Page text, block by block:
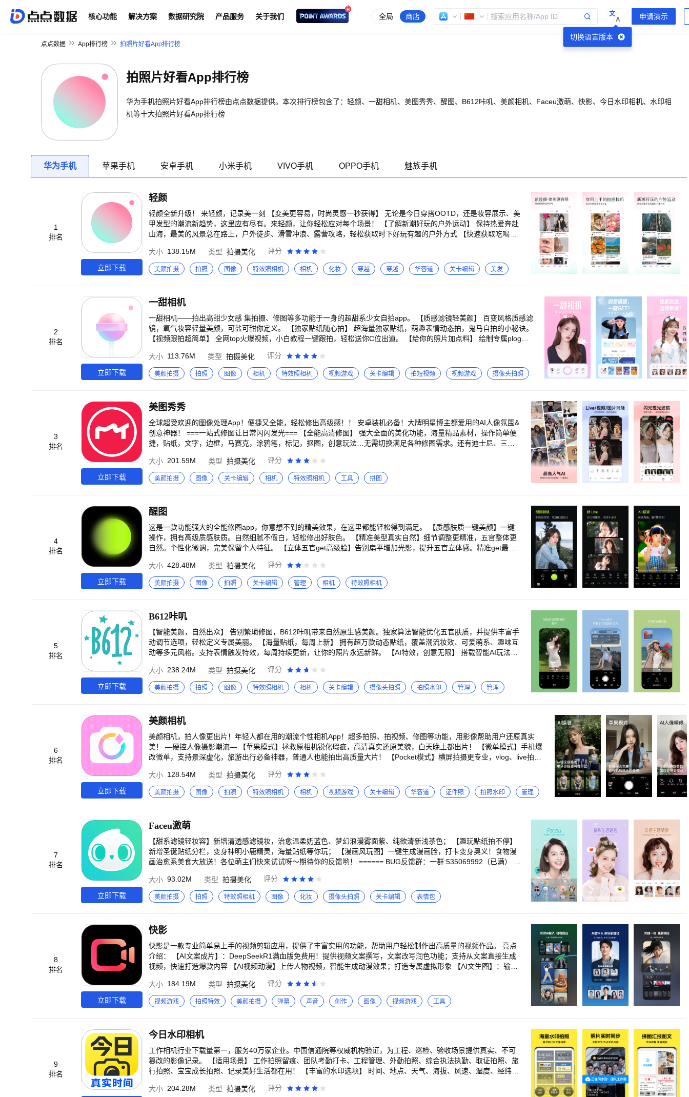
核心功能 解决方案 数据研究院 产品服务 关于我们 全局 商店
切换语言版本
文
A
点点数据 App排行榜 拍照片好看App排行榜
拍照片好看App排行榜
华为手机拍照片好看App排行榜由点点数据提供。本次排行榜包含了：轻颜、一甜相机、美图秀秀、醒图、B612咔叽、美颜相机、Faceu激萌、快影、今日水印相机、水印相
机等十大拍照片好看App排行榜
华为手机 苹果手机 安卓手机 小米手机 VIVO手机 OPPO手机 魅族手机
1
排名
立即下载
轻颜
轻颜全新升级！ 来轻颜，记录美一刻 【变美更容易，时尚灵感一秒获得】 无论是今日穿搭OOTD，还是妆容展示、美
甲发型的潮流新趋势，这里应有尽有。来轻颜，让你轻松应对每个场景！ 【了解新潮好玩的户外运动】 保持热爱奔赴
山海，最美的风景总在路上，户外徒步、滑雪冲浪、露营攻略，轻松获取时下好玩有趣的户外方式 【快速获取吃喝玩
拍照技巧】 拍照万能姿势、精选构图角度、实用拍照技巧，每次拍照都是仙女本仙～ -商务联系：ulike_mkt_bd@byte
dance.com
大小 138.15M 类型 拍摄美化 评分
美颜拍摄 拍照 图像 特效照相机 相机 化妆 穿越 穿越 华容道 关卡编辑 美发
2
排名
立即下载
一甜相机
一甜相机——拍出高甜少女感 集拍摄、修图等多功能于一身的超甜系少女自拍app。 【质感滤镜轻美颜】 百变风格质感滤
镜，氧气妆容轻量美颜，可盐可甜你定义。 【独家贴纸随心拍】 超海量独家贴纸，萌趣表情动态拍，鬼马自拍的小秘诀。
【视频跟拍超简单】 全网top火爆视频，小白教程一键跟拍，轻松送你C位出道。 【给你的照片加点料】 绘制专属plog涂
技术流。 【全网爆火漫画脸】 打破次元壁，走进漫画世界，让你酷变日漫女主角。 ---小可爱们交流与反馈--- QQ群：806
266466（已满）、833172347（2群） Mail：1tian@kuaishou.com 有任何问题也可以通过app-打开设置-意见反馈，一甜
小姐姐在线等你哦～
大小 113.76M 类型 拍摄美化 评分
美颜拍摄 拍照 图像 相机 特效照相机 视频游戏 关卡编辑 拍短视频 视频游戏 摄像头拍照
3
排名
立即下载
美图秀秀
全球超受欢迎的图像处理App！便捷又全能，轻松修出高级感！！ 安卓装机必备！大牌明星博主都爱用的AI人像氛围&
创意神器！ ===一站式修图让日常闪闪发光=== 【全能高清修图】 强大全面的美化功能，海量精品素材，操作简单便
捷，贴纸，文字，边框，马赛克，涂鸦笔，标记，抠图，创意玩法…无需切换满足各种修图需求。还有迪士尼、三丽
颜。超自然生成合影，还原真实互动感。合照不求人，一键get专属合拍！ 【像素级人像美容】 「肤色美白」智能焕
白，热门肤色随心选，展现自信美丽！ 「面部重塑」智能捏脸术，重塑五官比例，雕琢立体美颜！ 「面部丰盈」体验
肌肤「零重力」，拥有丰盈上镜脸！ 「瘦脸瘦身」保护背景，自然修饰，完美比例推出来～ 「自然美妆」自然服帖的
O照趋势和创意玩法，就用好玩好看的美图配方！ 【专业滤镜调色】 专业滤镜调色工具，支持光线调整、色调分离、
HSL、曲线等细节精修，还有中国潮色&氛围感胶片等丰富滤镜风格，轻松应对人像，风景，美食，运动，萌物等不同
场景。 【日常拼图神器】 海量风格模板，照片视频都能拼~支持截图截屏智能拼接，横竖切换，无缝模式，自定义布
局等灵活自由的拼贴方式，日常快速拼图，一键高清导出！ ===真实自然高清相机=== 【高级滤镜】 实时滤镜调色，
的高清原相机，效果真实自然，还能拍实况！随心切换iPhone热门拍照机型，支持打光效果调整，实现原相机Live直
出！ 【萌拍贴纸】 动态AR，美妆滤镜、萌趣贴纸、ins潮流、互动游戏、AI变身、空间AR等海量玩法，让自拍更有
趣！ ===人人都能修视频=== 【视频美容】 视频高清人像精修，像修图一样修Live实况和视频！素颜出镜别担心，美
脸识别x自动提亮肤色。自然修复面部过曝、光线不足。昏暗环境也能拍出氛围质感大片！ 【AI绘画】 创意绘画神
器，实现绘画自由。图生图，免关键词也无需排队，驯服AI超简单！涂鸦生图，随意涂鸦秒变画作。 【AI修图】 超多
神级AI功能，智能修图不费力。AI扩图，自由扩画幅补画面；AI消除，无痕消除多余元素；AI滤镜，智能克隆电影色
调。 【AI美容】 懂你的美容助手：AI表情重塑，拯救表情尴尬；AI美发，百变发色发型，智能增发高颅顶，电子美发
更具性价比。 【AI视频】 用AI，视频处理更高效。AI动漫，真人变动漫，多种画风丝滑变身；画质修复，分辨率无损
提升；智能识别水印，无痕消除。 【AI写真】 AI生成场景妆造，轻写真、概念写真、形象照等超多风格，随时随地轻
tu.com App内反馈方式：我-设置(右上角)-帮助与反馈-意见反馈/在线咨询
大小 201.59M 类型 拍摄美化 评分
美颜拍摄 图像 关卡编辑 相机 特效照相机 工具 拼图
4
排名
立即下载
醒图
这是一款功能强大的全能修图app，你意想不到的精美效果，在这里都能轻松得到满足。 【质感肤质一键美颜】一键
操作，拥有高级质感肤质。自然细腻不假白，轻松修出好肤色。 【精准美型真实自然】细节调整更精准，五官整体更
自然。个性化微调，完美保留个人特征。 【立体五官get高级脸】告别扁平增加光影，提升五官立体感。精准get最适
port@retouchpics.com
大小 428.48M 类型 拍摄美化 评分
美颜拍摄 图像 拍照 关卡编辑 管理 相机 特效照相机
5
排名
立即下载
B612咔叽
【智能美颜，自然出众】 告别繁琐修图，B612咔叽带来自然原生感美颜。独家算法智能优化五官肤质，并提供丰富手
动调节选项，轻松定义专属美丽。 【海量贴纸，每周上新】 拥有超万款动态贴纸，覆盖潮流妆效、可爱萌系、趣味互
动等多元风格。支持表情触发特效，每周持续更新，让你的照片永远新鲜。 【AI特效，创意无限】 搭载智能AI玩法，
精选上百款电影级滤镜，无论是“多巴胺”风格的高色彩饱和度，还是“静谧蓝”的冷淡风，或是“美式复古”的暖调，都能
精准匹配场景与情绪，让平凡日常秒变大片现场。 【创意拼图，自由表达】 支持多图智能拼接，提供丰富的布局模板
和转场效果，让分享更具故事感染力。 【VIP服务说明】 订阅B612咔叽VIP（每月15元）后，费用将通过您的账户自
大小 238.24M 类型 拍摄美化 评分
美颜拍摄 拍照 图像 特效照相机 相机 关卡编辑 摄像头拍照 拍照水印 管理 管理
6
排名
立即下载
美颜相机
美颜相机，拍人像更出片！年轻人都在用的潮流个性相机App！超多拍照、拍视频、修图等功能，用影像帮助用户还原真实
美！ —硬控人像摄影潮流— 【苹果模式】拯救原相机锐化瑕疵，高清真实还原美貌，白天晚上都出片！ 【微单模式】手机爆
改微单，支持景深虚化，旅游出行必备神器，普通人也能拍出高质量大片！ 【Pocket模式】横屏拍摄更专业，vlog、live拍摄
超多火爆的CCD型号，各种场景美照一键式直出，带你梦回千禧年代，拍出满满氛围感~ 【胶片模式】多种热门机型可供选
择，记录生活中的胶片仪式感，随手拍都能出片～ 【潮流大头贴】电子大头贴机，单格到九格都能拍，还能打印送到家，仪
式感满满，速来体验当下年轻人最喜欢的拍照方式。 【更多模式】还有帮拍模式、合照模式、男生模式等多种拍照模式，满
果，你的电子衣橱无限大！ 【AI人像精修】一键减肥、一键增肌、去双下巴、画质提升、AI换背景、AI消除、AI一键美颜、AI
头发等专业精修参数告别繁琐，一键出片！ 【AI写真】AI生成场景妆造，一键生成我的写真！更有博主同款写真、儿童写真、
情侣写真、闺蜜写真、全家福、卡通分身等多种主题，轻松实现写真自由！ 【AI玩法】无需关键字，一键穿越漫画世界！黏
土滤镜、羊毛毡风格、油画棒风等多种热门画风玩法，感受另一个次元的新鲜和冲击! —更懂年轻人的自拍流行— 【医美级美
颜参数】水光肌、除皱、3D隆鼻、去颈纹、下颌线、牙齿矫正等超多美颜参数，0成本get专业医美级美颜！ 【IP跨次元】海
量正版IP入驻，迪士尼、三丽鸥、蜡笔小新等等，邀你一起跨次元合拍！ 【潮流滤镜】专为年轻人打造的新生活潮流滤镜，
露营、探店、运动等多样场景，走到哪里想怎么拍就怎么拍！ 【质感妆容】超A质感搭配神仙滤镜，国潮、韩系、日系、in
s、欧美…总能找到适合你的风格，让你的每一张自拍都好看！ 【创意贴纸】创意AR贴纸火爆各圈，潮流好玩有质感，超过1
000种自拍贴纸，有搞怪、美萌、潮酷各种风格，让你的自拍不再单调！ —手机秒变视频Vlog神器— 【高清专业】4K拍摄模
官等超多精修参数，拯救原相机视频废片！修视频像修图一样简单！ 【美颜相机伴侣】手机充当摄像头，直播会议也能使用
美颜相机。 —如有问题欢迎联系— 用户反馈QQ号：800019025 新浪微博：@美颜相机 小红书：@美颜相机 官方微信：@B
eautyCam美颜相机 爱你们，你们的反馈将让我变得更好～
大小 128.54M 类型 拍摄美化 评分
美颜拍摄 图像 拍照 特效照相机 相机 视频游戏 关卡编辑 华容道 证件照 拍照水印 管理
7
排名
立即下载
Faceu激萌
【甜系滤镜轻妆容】新增清透感滤镜妆，治愈温柔奶蓝色、梦幻浪漫雾面紫、纯欲清新浅茶色； 【趣玩贴纸拍不停】
新增圣诞贴纸分栏，变身神明小鹿精灵，海量贴纸等你玩； 【漫画风玩图】一键生成漫画脸，打卡变身奥义！食物漫
画治愈系美食大放送！各位萌主们快来试试呀～期待你的反馈哟！ ====== BUG反馈群：一群:535069992（已满） 二
大小 93.02M 类型 拍摄美化 评分
美颜拍摄 拍照 特效照相机 图像 化妆 摄像头拍照 关卡编辑 表情包
8
排名
立即下载
快影
快影是一款专业简单易上手的视频剪辑应用，提供了丰富实用的功能，帮助用户轻松制作出高质量的视频作品。 亮点
介绍： 【AI文案成片】：DeepSeekR1满血版免费用！提供视频文案撰写，文案改写润色功能；支持从文案直接生成
视频，快速打造爆款内容 【AI视频动漫】上传人物视频，智能生成动漫效果；打造专属虚拟形象 【AI文生图】：输入
图，支持为效果图增加关键词描述 【创作中心】协助解决运营账号痛点，为创作者推荐源源不断的创作灵感，破解粉
丝偏好，助推实现账号涨粉 【强大素材库】贴纸、滤镜、画面特效、热梗…海量素材紧跟流行趋势，网感素材一键UP
功能说明： 多种视频剪辑功能，包括视频分割、裁剪、拼接、倒放、添加常规/曲线/自定义变速、转场、添加封面和片
音乐卡点等，让用户轻松添加各种音效和音乐，让视频更加生动有趣。 多种字幕选择和滤镜、美颜、视频背景、画中
画、智能抠像等功能，让用户可以轻松制作出更加精美的视频作品。 海量模板涵盖多用户群体的风格选择，一键剪出
同款火爆网络的短视频，助推作品上热门。
大小 184.19M 类型 拍摄美化 评分
视频游戏 拍照特效 美颜拍摄 弹幕 声音 创作 图像 视频游戏 工具
9
排名
今日水印相机
工作相机行业下载量第一，服务40万家企业。中国信通院等权威机构验证，为工程、巡检、验收场景提供真实、不可
篡改的影像记录。 【适用场景】 工作拍照留痕、团队考勤打卡、工程管理、外勤拍照、综合执法执勤、取证拍照、旅
行拍照、宝宝成长拍照、记录美好生活都在用！ 【丰富的水印选项】 时间、地点、天气、海拔、风速、湿度、经纬
水印： 项目巡检、物资采购、材料验收、劳务用工等工程专属模板 ＊自定义水印： 水印上内容选项自由开关，自由添
大小 204.28M 类型 拍摄美化 评分